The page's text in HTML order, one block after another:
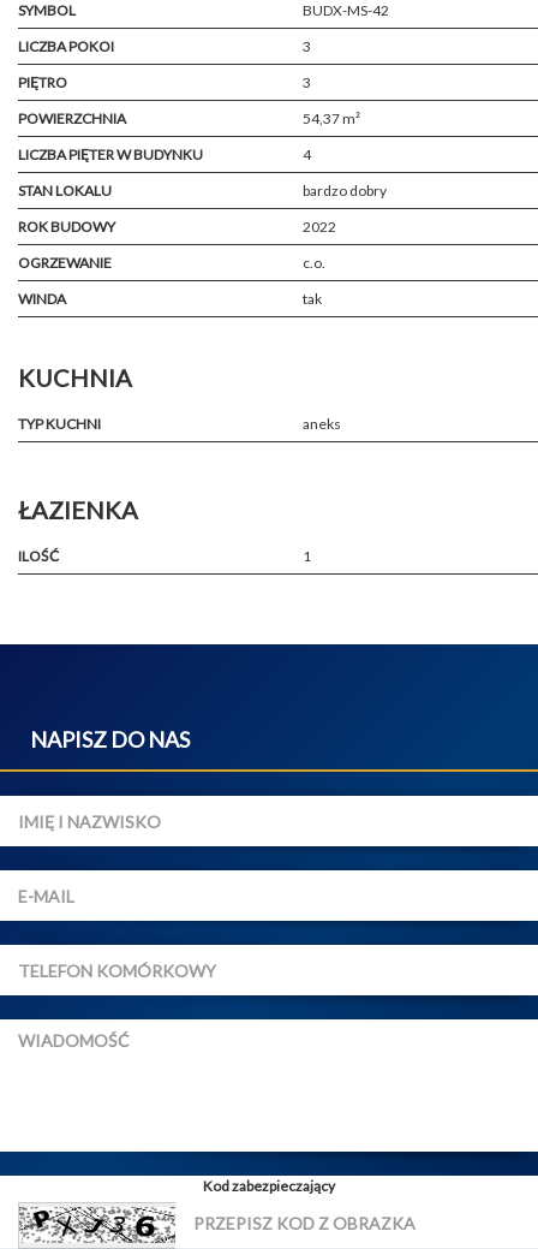
SYMBOL
BUDX-MS-42
LICZBA POKOI
3
PIĘTRO
3
POWIERZCHNIA
54,37 m²
LICZBA PIĘTER W BUDYNKU
4
STAN LOKALU
bardzo dobry
ROK BUDOWY
2022
OGRZEWANIE
c.o.
WINDA
tak
KUCHNIA
TYP KUCHNI aneks
ŁAZIENKA
ILOŚĆ 1
NAPISZ DO NAS
Kod zabezpieczający